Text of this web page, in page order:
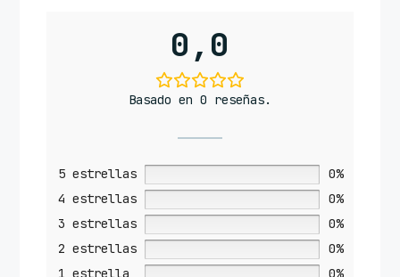
0,0
Basado en 0 reseñas.
5 estrellas
0%
4 estrellas
0%
3 estrellas
0%
2 estrellas
0%
1 estrella
0%